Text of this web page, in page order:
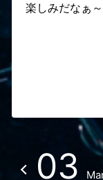
楽しみだなぁ～
03